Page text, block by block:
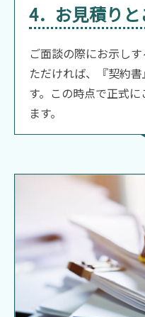
4．お見積り
ご面談の際にお示し
ただければ、『契約
す。この時点で正式
ます。